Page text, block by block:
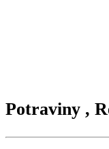
Potraviny ,